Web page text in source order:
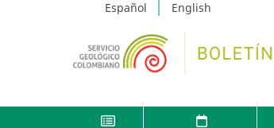
Español English